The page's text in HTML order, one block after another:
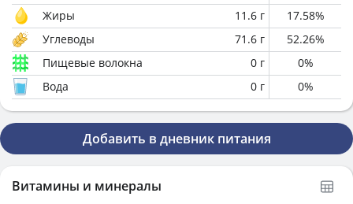
Жиры
11.6 г 17.58%
Углеводы
71.6 г 52.26%
Пищевые волокна
0 г 0%
Вода
0 г 0%
Добавить в дневник питания
Витамины и минералы